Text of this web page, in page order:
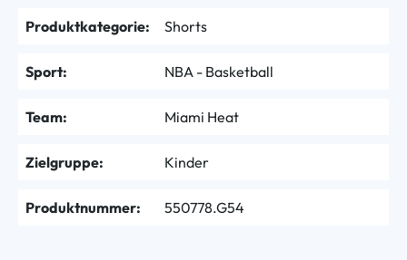
Produktkategorie: Shorts
Sport: NBA - Basketball
Team: Miami Heat
Zielgruppe: Kinder
Produktnummer: 550778.G54